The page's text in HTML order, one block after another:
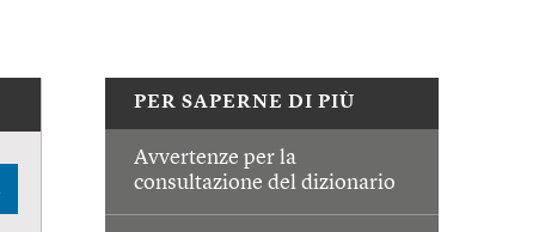
PER SAPERNE DI PIÙ
Avvertenze per la
consultazione del dizionario